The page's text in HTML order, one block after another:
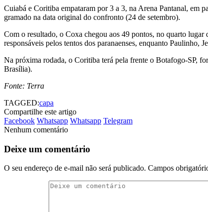
Cuiabá e Coritiba empataram por 3 a 3, na Arena Pantanal, em
gramado na data original do confronto (24 de setembro).
Com o resultado, o Coxa chegou aos 49 pontos, no quarto
responsáveis pelos tentos dos paranaenses, enquanto Paulinho,
Na próxima rodada, o Coritiba terá pela frente o Botafogo-SP,
Brasília).
Fonte: Terra
TAGGED:capa
Compartilhe este artigo
Facebook Whatsapp Whatsapp Telegram
Nenhum comentário
Deixe um comentário
O seu endereço de e-mail não será publicado. Campos